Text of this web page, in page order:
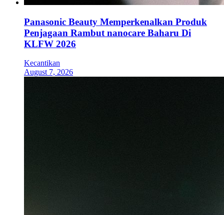
Panasonic Beauty Memperkenalkan Produk
Penjagaan Rambut nanocare Baharu Di
KLFW 2026
Kecantikan
August 7, 2026